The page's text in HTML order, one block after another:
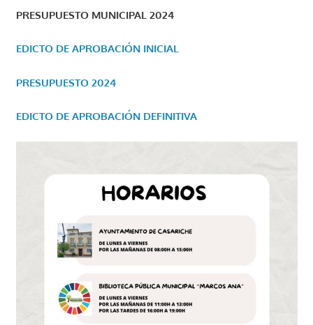
PRESUPUESTO MUNICIPAL 2024
EDICTO DE APROBACIÓN INICIAL
PRESUPUESTO 2024
EDICTO DE APROBACIÓN DEFINITIVA